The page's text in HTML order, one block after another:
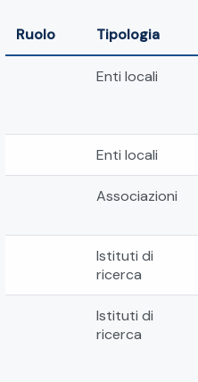
Ruolo Tipologia
Enti locali
Enti locali
Associazioni
Istituti di
ricerca
Istituti di
ricerca